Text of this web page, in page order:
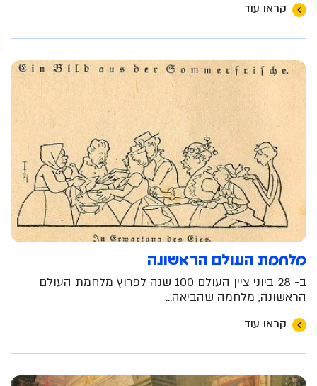
קראו עוד
מלחמת העולם הראשונה
ב- 28 ביוני ציין העולם 100 שנה לפרוץ מלחמת העולם
הראשונה, מלחמה שהביאה...
קראו עוד